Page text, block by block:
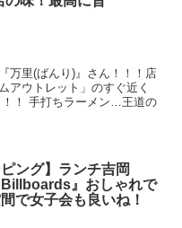
万里(ばんり)』さん！！！店
アウトレット」のすぐ近く
！ 手打ちラーメン…王道の
ピング】ランチ吉岡
Billboards』おしゃれで
で女子会も良いね！